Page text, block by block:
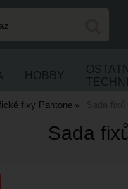
HOBBY
OSTATNÍ
fixy Pantone Sada
Sada